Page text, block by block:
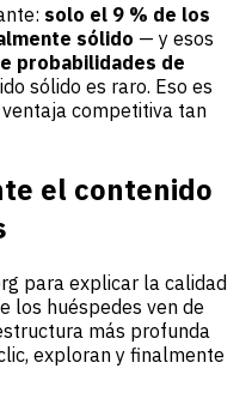
solo el 9 % de los
sólido — y esos
probabilidades de
sólido es raro. Eso es
competitiva tan
el contenido
para explicar la calidad
los huéspedes ven de
más profunda
exploran y finalmente